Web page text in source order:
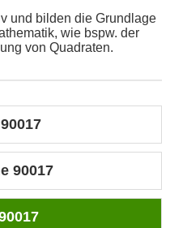
und bilden die Grundlage
wie bspw. der
von Quadraten.
90017